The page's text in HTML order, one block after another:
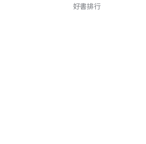
好書排行